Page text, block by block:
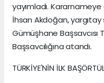
yayımladı.
İhsan Akdoğan, yargıtay
Gümüşhane Başsavcısı
Başsavcılığına atandı.
TÜRKİYE'NİN İLK